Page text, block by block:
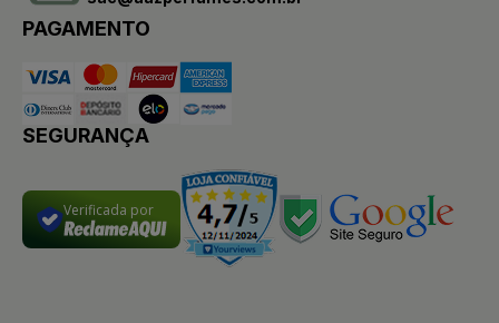
PAGAMENTO
SEGURANÇA
Verificada por